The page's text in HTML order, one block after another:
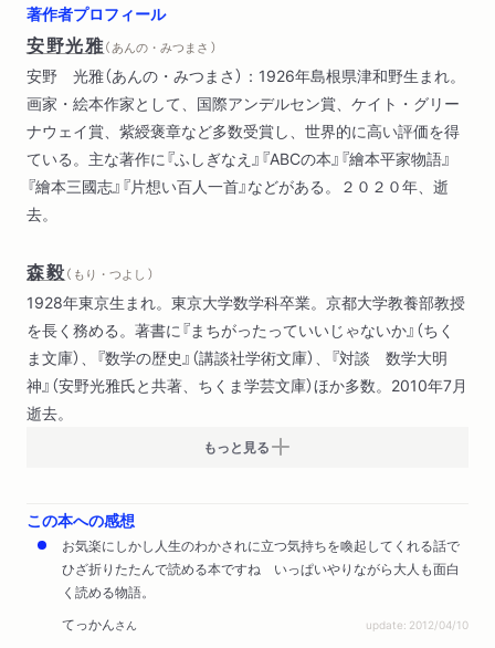
運命（ヘルタイ）
海草と郭公時計（Ｔ・Ｆ・ポイス）
奇跡をおこせる男（Ｈ・Ｇ・ウェルズ）
幸福の塩化物（ピチグリッリ）
美食倶楽部（谷崎潤一郎）
ラガド大学参観記（牧野信一）
本当の話 抄（ルキアノス）
著作者プロフィール
安野光雅（ あんの・みつまさ ）
安野 光雅（あんの・みつまさ）：1926年島根県津和野生まれ。
画家・絵本作家として、国際アンデルセン賞、ケイト・グリー
ナウェイ賞、紫綬褒章など多数受賞し、世界的に高い評価を得
ている。主な著作に『ふしぎなえ』『ABCの本』『繪本平家物語』
『繪本三國志』『片想い百人一首』などがある。２０２０年、逝
去。
森毅（ もり・つよし ）
1928年東京生まれ。東京大学数学科卒業。京都大学教養部教授
を長く務める。著書に『まちがったっていいじゃないか』（ちく
ま文庫）、『数学の歴史』（講談社学術文庫）、『対談 数学大明
神』（安野光雅氏と共著、ちくま学芸文庫）ほか多数。2010年7月
逝去。
もっと見る
この本への感想
お気楽にしかし人生のわかされに立つ気持ちを喚起してくれる話で
ひざ折りたたんで読める本ですね いっぱいやりながら大人も面白
く読める物語。
てっかんさん update: 2012/04/10